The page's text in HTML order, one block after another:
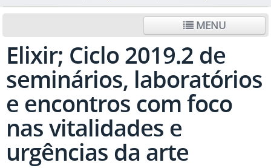
MENU
Elixir; Ciclo 2019.2 de
seminários, laboratórios
e encontros com foco
nas vitalidades e
urgências da arte